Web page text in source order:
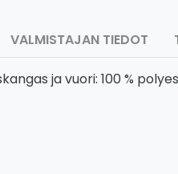
VALMISTAJAN TIEDOT
ja vuori: 100 %